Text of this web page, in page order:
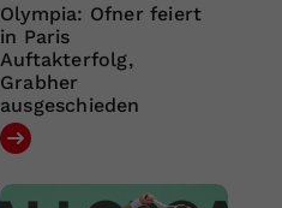
Olympia: Ofner feiert
in Paris
Auftakterfolg,
Grabher
ausgeschieden